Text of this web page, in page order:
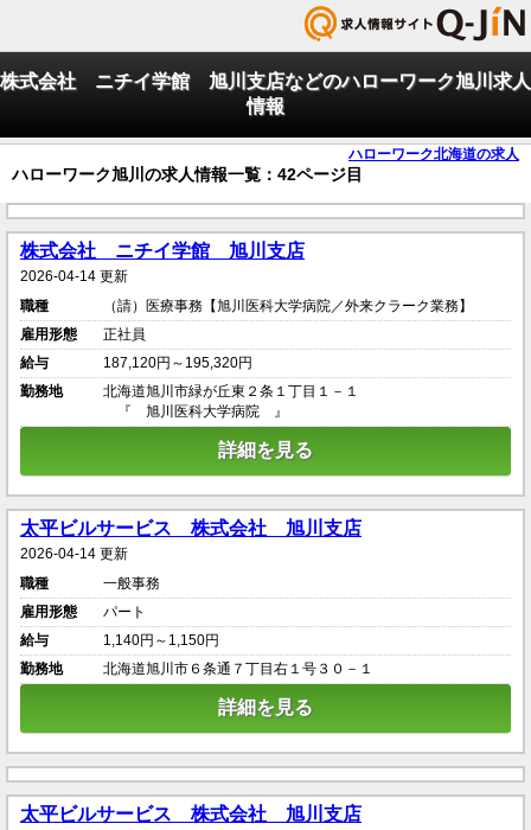
株式会社 ニチイ学館 旭川支店などのハローワーク旭川求人
情報
ハローワーク北海道の求人
ハローワーク旭川の求人情報一覧：42ページ目
株式会社 ニチイ学館 旭川支店
2026-04-14 更新
職種
（請）医療事務【旭川医科大学病院／外来クラーク業務】
雇用形態
正社員
給与
187,120円～195,320円
勤務地
北海道旭川市緑が丘東２条１丁目１－１
『 旭川医科大学病院 』
詳細を見る
太平ビルサービス 株式会社 旭川支店
2026-04-14 更新
職種
一般事務
雇用形態
パート
給与
1,140円～1,150円
勤務地
北海道旭川市６条通７丁目右１号３０－１
詳細を見る
太平ビルサービス 株式会社 旭川支店